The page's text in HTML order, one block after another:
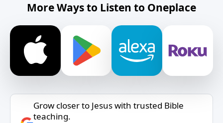
More Ways to Listen to Oneplace
Grow closer to Jesus with trusted Bible
teaching.